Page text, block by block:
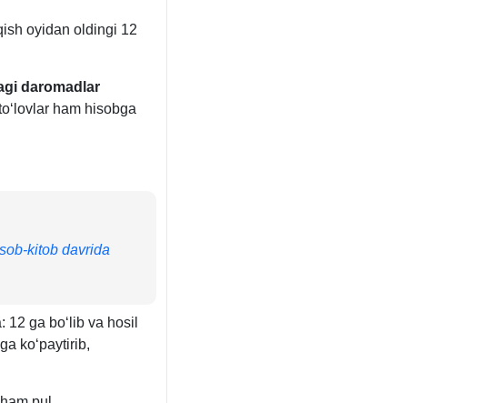
oyidan oldingi 12
daromadlar
ham hisobga
kitob davrida
ga boʻlib va hosil
koʻpaytirib,